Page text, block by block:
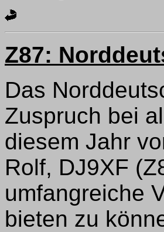
Z87:
Das
Zuspruch bei
diesem Jahr
Rolf, DJ9XF
umfangreiche
bieten zu